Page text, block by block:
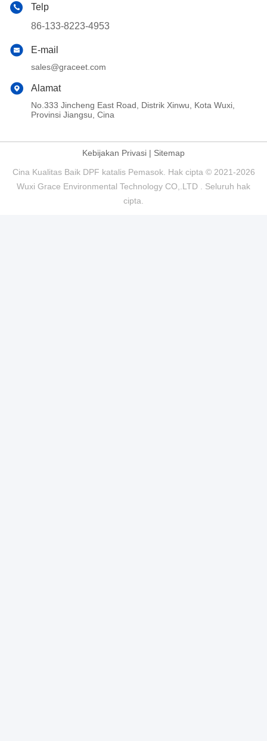
Telp
86-133-8223-4953
E-mail
sales@graceet.com
Alamat
No.333 Jincheng East Road, Distrik Xinwu, Kota Wuxi,
Provinsi Jiangsu, Cina
Kebijakan Privasi | Sitemap
Cina Kualitas Baik DPF katalis Pemasok. Hak cipta © 2021-2026
Wuxi Grace Environmental Technology CO,.LTD . Seluruh hak
cipta.